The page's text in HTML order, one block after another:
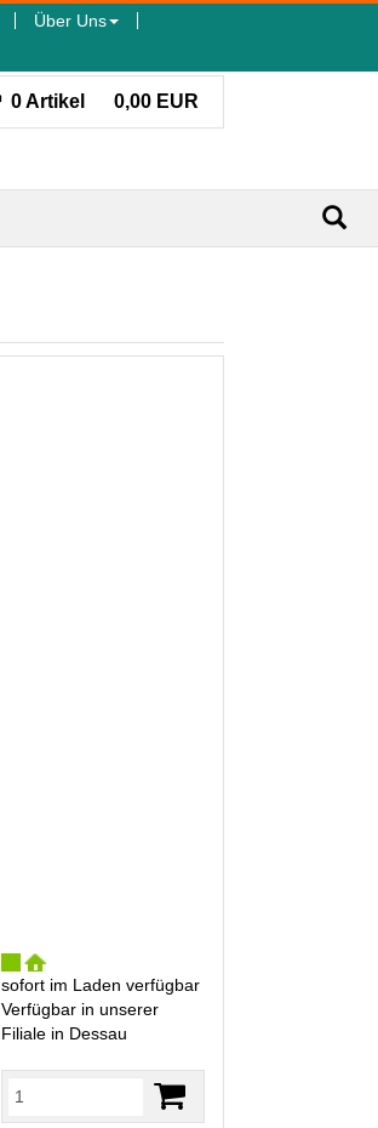
Über Uns
0 Artikel 0,00 EUR
sofort im Laden verfügbar
Verfügbar in unserer
Filiale in Dessau